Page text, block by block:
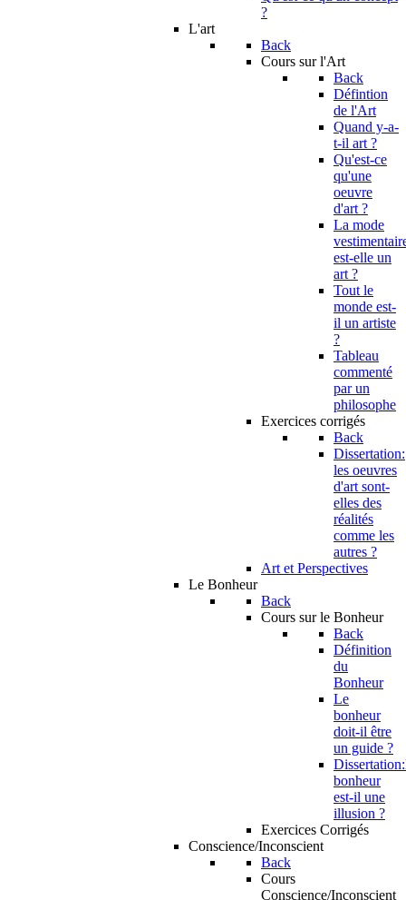
?
L'art
Back
Cours sur l'Art
Back
Défintion
de l'Art
Quand y-a-
t-il art ?
Qu'est-ce
qu'une
oeuvre
d'art ?
La mode
est-elle un
art ?
Tout le
monde est-
il un artiste
?
Tableau
commenté
par un
philosophe
Exercices corrigés
Back
Dissertation:
les oeuvres
d'art sont-
elles des
réalités
comme les
autres ?
Art et Perspectives
Le Bonheur
Back
Cours sur le Bonheur
Back
Définition
du
Bonheur
Le
bonheur
doit-il être
un guide ?
bonheur
est-il une
illusion ?
Exercices Corrigés
Conscience/Inconscient
Back
Cours
Conscience/Inconscient